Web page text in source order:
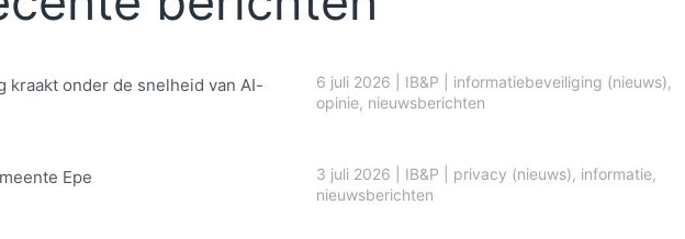
kraakt onder de snelheid van AI-
6 juli 2026 IB&P informatiebeveiliging (nieuws),
opinie, nieuwsberichten
Epe 3 juli 2026 IB&P privacy (nieuws), informatie,
nieuwsberichten